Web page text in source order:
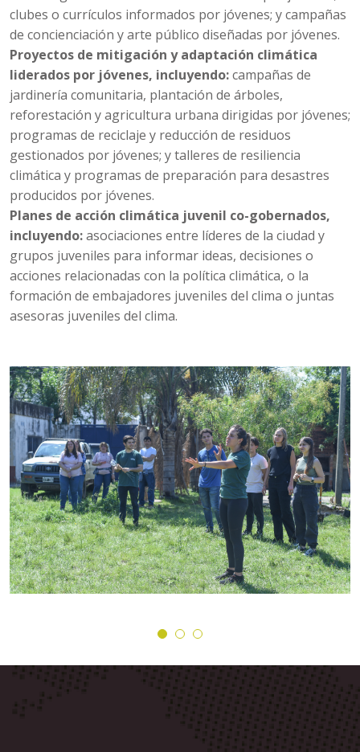
clubes o currículos informados por jóvenes; y campañas
de concienciación y arte público diseñadas por jóvenes.
Proyectos de mitigación y adaptación climática
liderados por jóvenes, incluyendo:campañas de
jardinería comunitaria, plantación de árboles,
reforestación y agricultura urbana dirigidas por jóvenes;
programas de reciclaje y reducción de residuos
gestionados por jóvenes; y talleres de resiliencia
climática y programas de preparación para desastres
producidos por jóvenes.
Planes de acción climática juvenil co-gobernados,
incluyendo:asociaciones entre líderes de la ciudad y
grupos juveniles para informar ideas, decisiones o
acciones relacionadas con la política climática, o la
formación de embajadores juveniles del clima o juntas
asesoras juveniles del clima.